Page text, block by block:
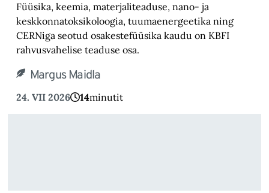
Füüsika, keemia, materjaliteaduse, nano- ja
keskkonnatoksikoloogia, tuumaenergeetika ning
CERNiga seotud osakestefüüsika kaudu on KBFI
rahvusvahelise teaduse osa.
Margus Maidla
24. VII 2026 14minutit